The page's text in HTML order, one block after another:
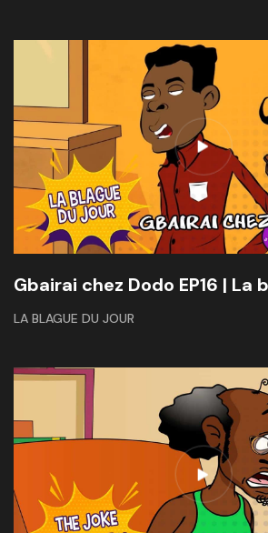
Gbairai chez Dodo EP16 | La
LA BLAGUE DU JOUR